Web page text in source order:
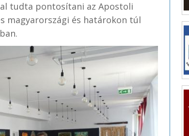
tudta pontosítani az Apostoli
magyarországi és határokon túl